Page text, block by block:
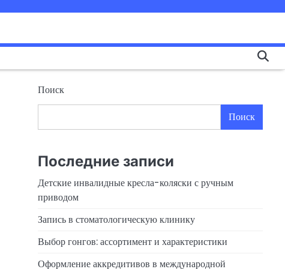
Поиск
Поиск
Последние записи
Детские инвалидные кресла-коляски с ручным
приводом
Запись в стоматологическую клинику
Выбор гонгов: ассортимент и характеристики
Оформление аккредитивов в международной